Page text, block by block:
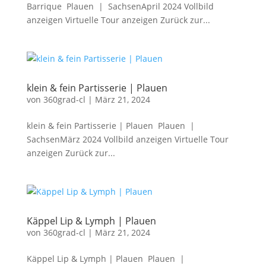
Barrique Plauen | SachsenApril 2024 Vollbild
anzeigen Virtuelle Tour anzeigen Zurück zur...
klein & fein Partisserie | Plauen
von 360grad-cl | März 21, 2024
klein & fein Partisserie | Plauen Plauen |
SachsenMärz 2024 Vollbild anzeigen Virtuelle Tour
anzeigen Zurück zur...
Käppel Lip & Lymph | Plauen
von 360grad-cl | März 21, 2024
Käppel Lip & Lymph | Plauen Plauen |